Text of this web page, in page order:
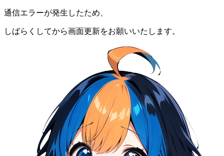
通信エラーが発生したため、
しばらくしてから画面更新をお願いいたします。